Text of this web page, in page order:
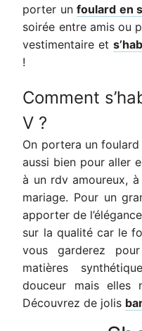
porter unfoulard en
soirée entre amis ou
vestimentaire et
!
Comment
V ?
On portera un
aussi bien pour aller
à un rdv amoureux,
mariage. Pour un
apporter de
sur la qualité car le
vous garderez
matières
douceur mais elles
Découvrez de jolis